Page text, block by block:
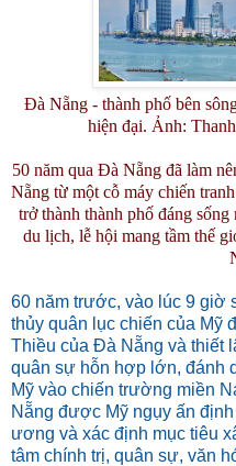
Đà Nẵng - thành phố bên
hiện đại. Ảnh:
50 năm qua Đà Nẵng đã làm
Nẵng từ một cỗ máy chiến
trở thành thành phố đáng
du lịch, lễ hội mang tầm thế
60 năm trước, vào lúc 9 giờ
thủy quân lục chiến của Mỹ
Thiều của Đà Nẵng và thiết
quân sự hỗn hợp lớn, đánh
Mỹ vào chiến trường miền
Nẵng được Mỹ ngụy ấn
ương và xác định mục tiêu
tâm chính trị, quân sự, văn